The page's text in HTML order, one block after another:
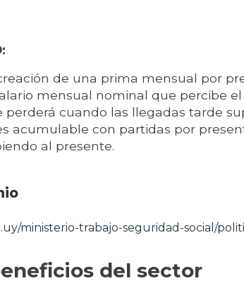
de una prima mensual por
mensual nominal que percibe
perderá cuando las llegadas tarde
acumulable con partidas por
al presente.
ministerio-trabajo-seguridad-social/
del sector